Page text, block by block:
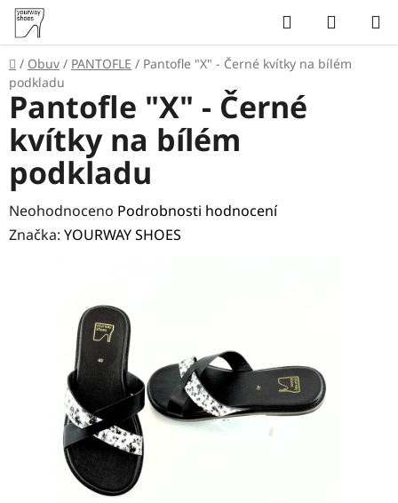
Přejít
obsah
Hledat
KOŠÍK
Domů
/ Obuv / PANTOFLE / Pantofle "X" - Černé kvítky na bílém
podkladu
Pantofle "X" - Černé
kvítky na bílém
podkladu
Průměrné
hodnocení
hvězdiček.
Neohodnoceno Podrobnosti hodnocení
Značka: YOURWAY SHOES